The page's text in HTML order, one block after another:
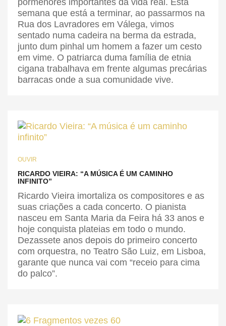
semana que está a terminar, ao passarmos na
Rua dos Lavradores em Válega, vimos
sentado numa cadeira na berma da estrada,
junto dum pinhal um homem a fazer um cesto
em vime. O patriarca duma família de etnia
cigana trabalhava em frente algumas precárias
barracas onde a sua comunidade vive.
OUVIR
RICARDO VIEIRA: “A MÚSICA É UM CAMINHO
INFINITO”
Ricardo Vieira imortaliza os compositores e as
suas criações a cada concerto. O pianista
nasceu em Santa Maria da Feira há 33 anos e
hoje conquista plateias em todo o mundo.
Dezassete anos depois do primeiro concerto
com orquestra, no Teatro São Luiz, em Lisboa,
garante que nunca vai com “receio para cima
do palco”.